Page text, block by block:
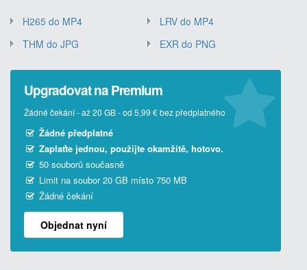
H265 do MP4
LRV do MP4
THM do JPG
EXR do PNG
Upgradovat na Premium
Žádné čekání - až 20 GB - od 5,99 € bez předplatného
Žádné předplatné
Zaplaťte jednou, použijte okamžitě, hotovo.
50 souborů současně
Limit na soubor 20 GB místo 750 MB
Žádné čekání
Objednat nyní